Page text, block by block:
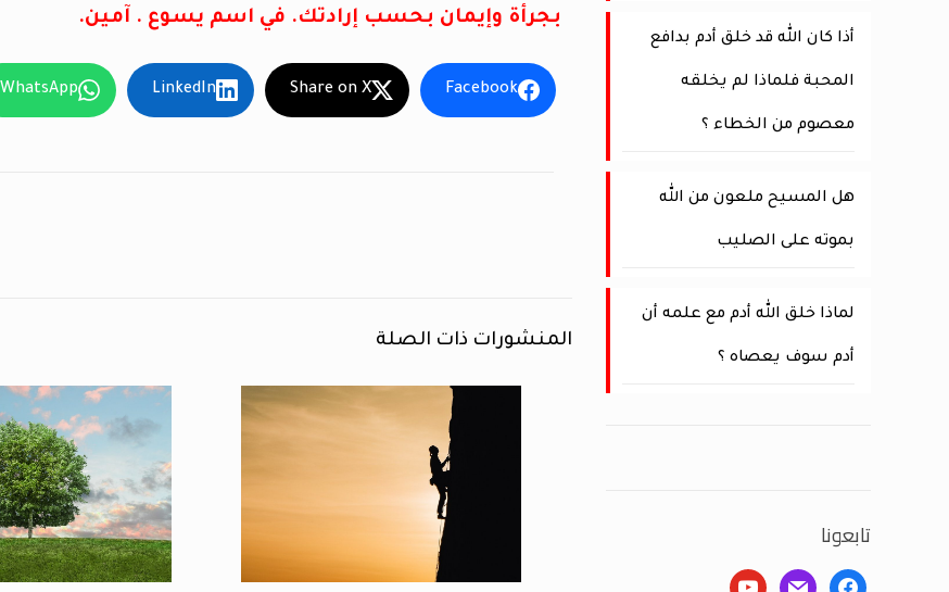
بجرأة وإيمان بحسب إرادتك. في اسم يسوع . آمين.
Facebook
Share on X
LinkedIn
WhatsApp
المنشورات ذات الصلة
أذا كان الله قد خلق أدم بدافع
المحبة فلماذا لم يخلقه
معصوم من الخطاء ؟
هل المسيح ملعون من الله
بموته على الصليب
لماذا خلق الله أدم مع علمه أن
أدم سوف يعصاه ؟
تابعونا